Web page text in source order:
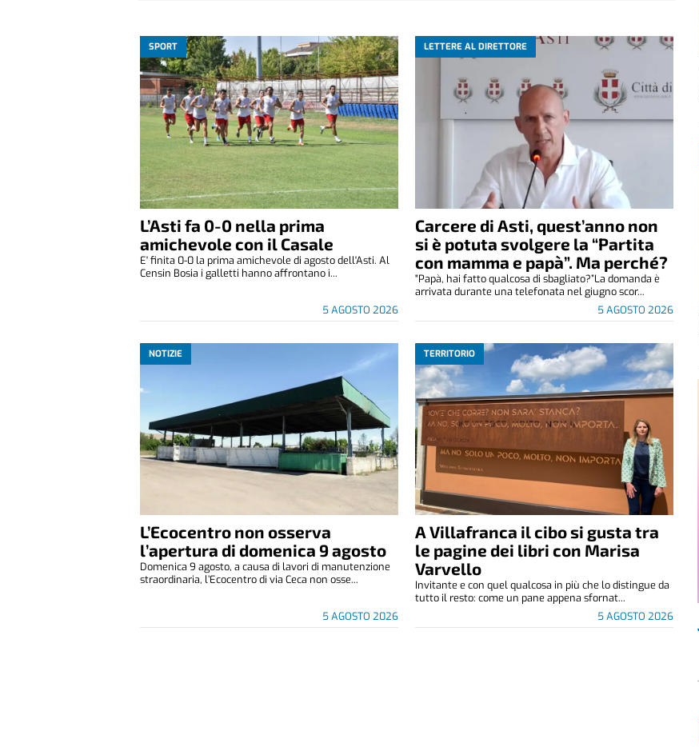
SPORT
L’Asti fa 0-0 nella prima
amichevole con il Casale
5 AGOSTO 2026
E' finita 0-0 la prima amichevole di agosto dell'Asti. Al
Censin Bosia i galletti hanno affrontano i...
LETTERE AL DIRETTORE
Carcere di Asti, quest’anno non
si è potuta svolgere la “Partita
con mamma e papà”. Ma perché?
5 AGOSTO 2026
"Papà, hai fatto qualcosa di sbagliato?”La domanda è
arrivata durante una telefonata nel giugno scor...
NOTIZIE
L’Ecocentro non osserva
l’apertura di domenica 9 agosto
5 AGOSTO 2026
Domenica 9 agosto, a causa di lavori di manutenzione
straordinaria, l’Ecocentro di via Ceca non osse...
TERRITORIO
A Villafranca il cibo si gusta tra
le pagine dei libri con Marisa
Varvello
5 AGOSTO 2026
Invitante e con quel qualcosa in più che lo distingue da
tutto il resto: come un pane appena sfornat...